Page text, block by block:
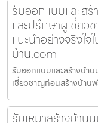
รับออกแบบและสร้
และปรึกษาผู้เชี่ย
แนะนำอย่างจริงใ
บ้าน.com
รับออกแบบและสร้างบ้า
เชี่ยวชาญก่อนสร้างบ้าน
รับเหมาสร้างบ้าน